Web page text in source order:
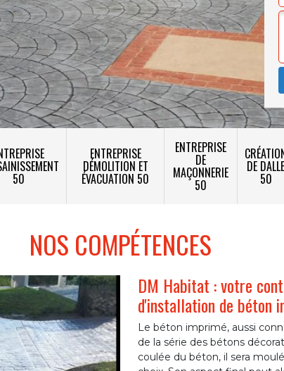
50
ENTREPRISE
DÉMOLITION ET
ÉVACUATION 50
ENTREPRISE
DE
MAÇONNERIE
50
DE DALLE
50
NOS COMPÉTENCES
DM Habitat : votre
d'installation de béton
Le béton imprimé, aussi
de la série des bétons
coulée du béton, il sera